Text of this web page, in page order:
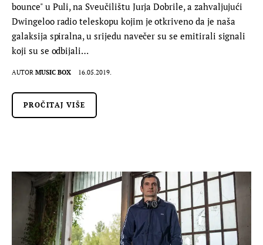
bounce" u Puli, na Sveučilištu Jurja Dobrile, a zahvaljujući
Dwingeloo radio teleskopu kojim je otkriveno da je naša
galaksija spiralna, u srijedu navečer su se emitirali signali
koji su se odbijali…
AUTOR MUSIC BOX 16.05.2019.
PROČITAJ VIŠE